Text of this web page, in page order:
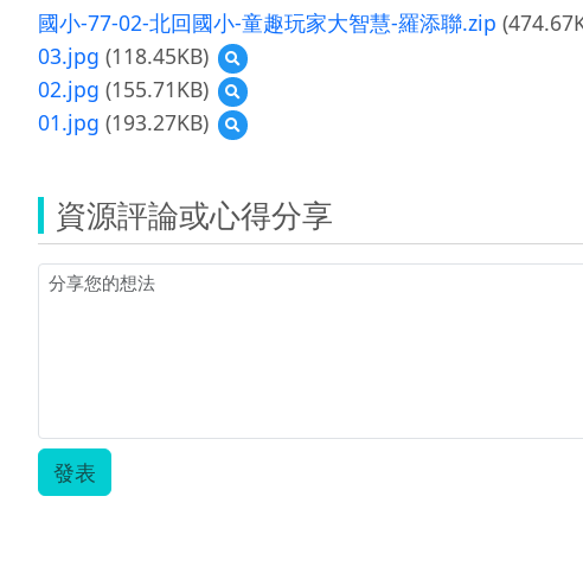
國小-77-02-北回國小-童趣玩家大智慧-羅添聯.zip
03.jpg (118.45KB)
預
覽
03.jpg
02.jpg (155.71KB)
預
覽
02.jpg
01.jpg (193.27KB)
預
覽
資源評論或心得分享
發表